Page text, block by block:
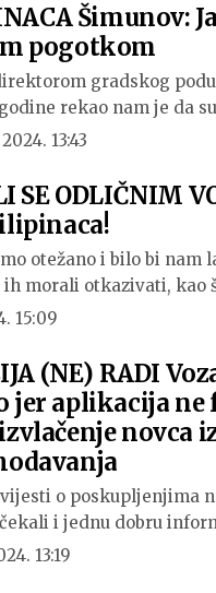
Šimunov:
pogotkom
gradskog
rekao nam je da
13:43
SE ODLIČNIM
otežano i bilo bi nam
morali otkazivati, kao
15:09
(NE) RADI
jer aplikacija ne
novca
o poskupljenjima
i jednu dobru
13:19